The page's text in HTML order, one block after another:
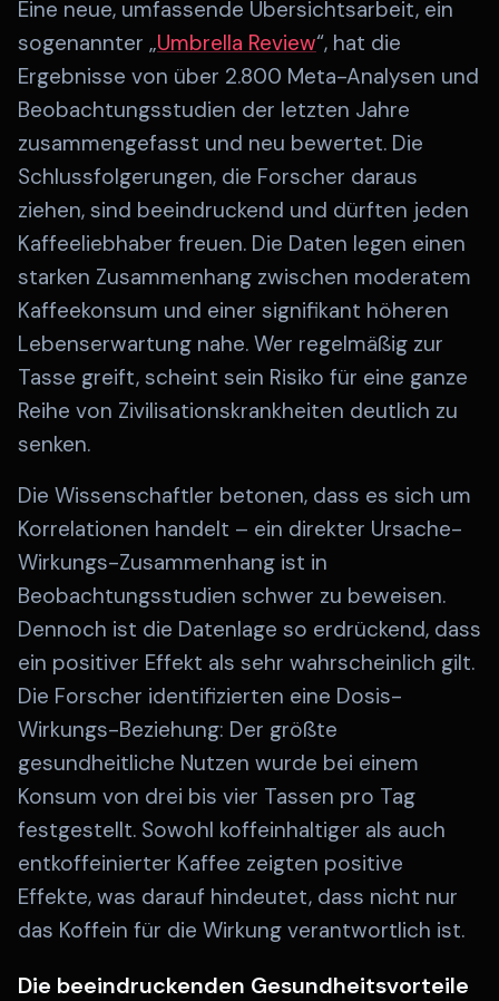
Eine neue, umfassende Übersichtsarbeit, ein
sogenannter „Umbrella Review“, hat die
Ergebnisse von über 2.800 Meta-Analysen und
Beobachtungsstudien der letzten Jahre
zusammengefasst und neu bewertet. Die
Schlussfolgerungen, die Forscher daraus
ziehen, sind beeindruckend und dürften jeden
Kaffeeliebhaber freuen. Die Daten legen einen
starken Zusammenhang zwischen moderatem
Kaffeekonsum und einer signifikant höheren
Lebenserwartung nahe. Wer regelmäßig zur
Tasse greift, scheint sein Risiko für eine ganze
Reihe von Zivilisationskrankheiten deutlich zu
senken.
Die Wissenschaftler betonen, dass es sich um
Korrelationen handelt – ein direkter Ursache-
Wirkungs-Zusammenhang ist in
Beobachtungsstudien schwer zu beweisen.
Dennoch ist die Datenlage so erdrückend, dass
ein positiver Effekt als sehr wahrscheinlich gilt.
Die Forscher identifizierten eine Dosis-
Wirkungs-Beziehung: Der größte
gesundheitliche Nutzen wurde bei einem
Konsum von drei bis vier Tassen pro Tag
festgestellt. Sowohl koffeinhaltiger als auch
entkoffeinierter Kaffee zeigten positive
Effekte, was darauf hindeutet, dass nicht nur
das Koffein für die Wirkung verantwortlich ist.
Die beeindruckenden Gesundheitsvorteile